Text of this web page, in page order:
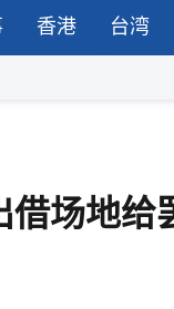
香港 台湾
场地给